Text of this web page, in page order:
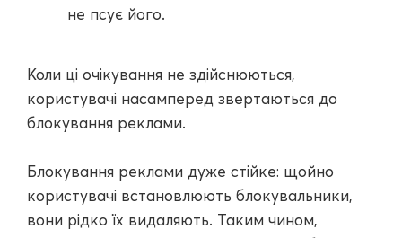
не псує його.
Коли ці очікування не здійснюються,
користувачі насамперед звертаються до
блокування реклами.
Блокування реклами дуже стійке: щойно
користувачі встановлюють блокувальники,
вони рідко їх видаляють. Таким чином,